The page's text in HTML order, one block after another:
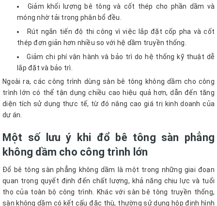
Giảm khối lượng bê tông và cốt thép cho phần dầm và
móng nhờ tải trọng phân bổ đều.
Rút ngắn tiến độ thi công vì việc lắp đặt cốp pha và cốt
thép đơn giản hơn nhiều so với hệ dầm truyền thống.
Giảm chi phí vận hành và bảo trì do hệ thống kỹ thuật dễ
lắp đặt và bảo trì.
Ngoài ra, các công trình dùng sàn bê tông không dầm cho công
trình lớn có thể tận dụng chiều cao hiệu quả hơn, dẫn đến tăng
diện tích sử dụng thực tế, từ đó nâng cao giá trị kinh doanh của
dự án.
Một số lưu ý khi đổ bê tông sàn phẳng
không dầm cho công trình lớn
Đổ bê tông sàn phẳng không dầm là một trong những giai đoạn
quan trọng quyết định đến chất lượng, khả năng chịu lực và tuổi
thọ của toàn bộ công trình. Khác với sàn bê tông truyền thống,
sàn không dầm có kết cấu đặc thù, thường sử dụng hộp định hình